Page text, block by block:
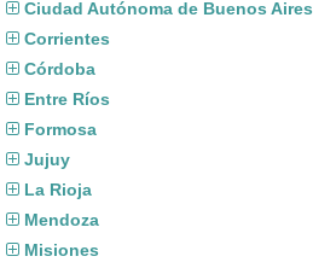
Ciudad Autónoma de Buenos Aires
Corrientes
Córdoba
Entre Ríos
Formosa
Jujuy
La Rioja
Mendoza
Misiones